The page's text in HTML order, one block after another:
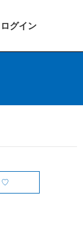
ログイン